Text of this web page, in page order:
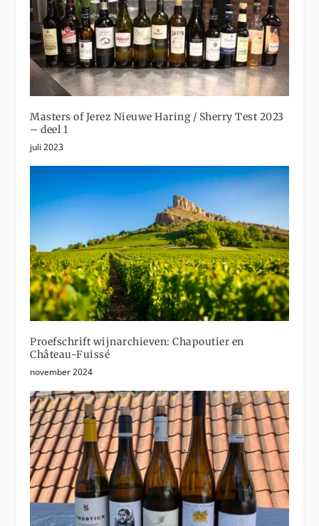
Masters of Jerez Nieuwe Haring / Sherry Test 2023
– deel 1
juli 2023
Proefschrift wijnarchieven: Chapoutier en
Château-Fuissé
november 2024